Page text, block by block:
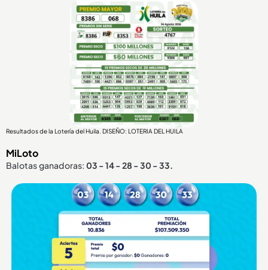
Resultados de la Lotería del Huila. DISEÑO: LOTERIA DEL HUILA
MiLoto
Balotas ganadoras: 03 - 14 - 28 - 30 - 33.